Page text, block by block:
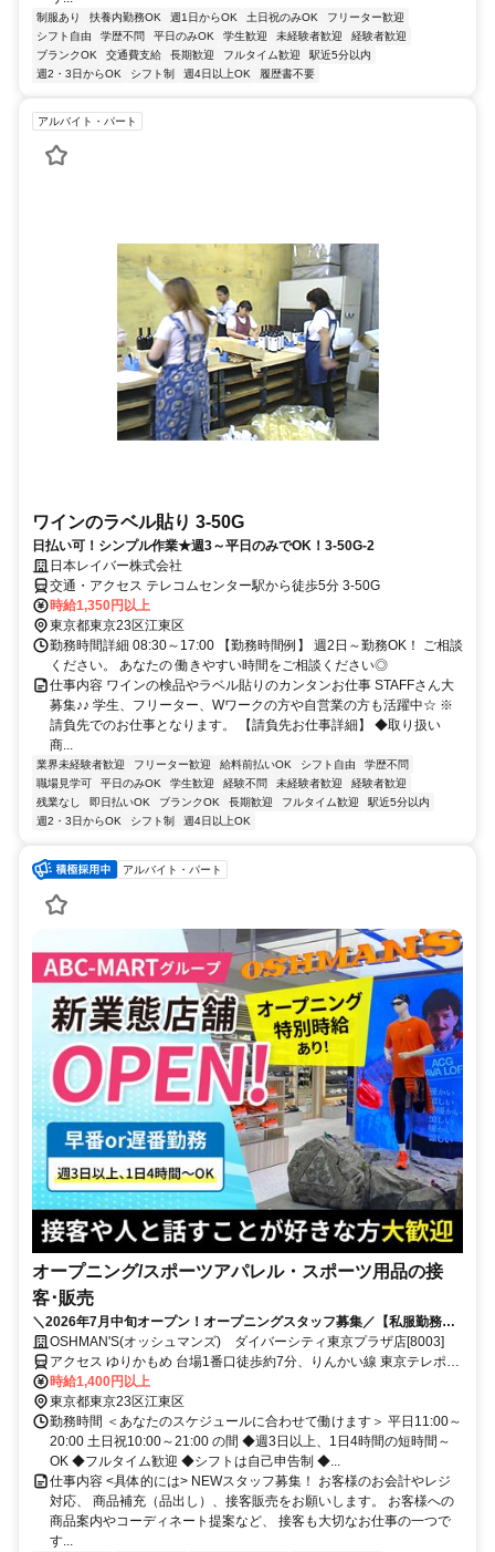
制服あり 扶養内勤務OK 週1日からOK 土日祝のみOK
フリーター歓迎
シフト自由
学歴不問 平日のみOK 学生歓迎 未経験者歓迎
経験者歓迎
ブランクOK
交通費支給 長期歓迎 フルタイム歓迎
駅近5分以内
週2・3日からOK
シフト制 週4日以上OK 履歴書不要
アルバイト・パート
ワインのラベル貼り 3-50G
日払い可！シンプル作業★週3～平日のみでOK！3-50G-2
日本レイバー株式会社
交通・アクセス テレコムセンター駅から徒歩5分 3-50G
時給1,350円以上
東京都東京23区江東区
勤務時間詳細 08:30～17:00 【勤務時間例】 週2日～勤務OK！ ご相談
ください。 あなたの 働きやすい時間をご相談ください◎
仕事内容 ワインの検品やラベル貼りのカンタンお仕事 STAFFさん大
募集♪♪ 学生、フリーター、Wワークの方や自営業の方も活躍中☆ ※
請負先でのお仕事となります。 【請負先お仕事詳細】 ◆取り扱い
商...
業界未経験者歓迎 フリーター歓迎 給料前払いOK シフト自由
学歴不問
職場見学可
平日のみOK 学生歓迎 経験不問 未経験者歓迎
経験者歓迎
残業なし
即日払いOK ブランクOK 長期歓迎 フルタイム歓迎
駅近5分以内
週2・3日からOK
シフト制 週4日以上OK
アルバイト・パート
オープニング/スポーツアパレル・スポーツ用品の接
客･販売
＼2026年7月中旬オープン！オープニングスタッフ募集／【私服勤務
OK】ノルマ無し♪アパレル＆スポーツ用品店のスタッフ募集★接客デビ
ュー大歓迎◎
OSHMAN'S(オッシュマンズ) ダイバーシティ東京プラザ店[8003]
アクセス ゆりかもめ 台場1番口徒歩約7分、りんかい線 東京テレポー
トA口徒歩約7分、ゆりかもめ 青海（東京都）1番口徒歩約8分
時給1,400円以上
東京都東京23区江東区
勤務時間 ＜あなたのスケジュールに合わせて働けます＞ 平日11:00～
20:00 土日祝10:00～21:00 の間 ◆週3日以上、1日4時間の短時間～
OK ◆フルタイム歓迎 ◆シフトは自己申告制 ◆...
仕事内容 <具体的には> NEWスタッフ募集！ お客様のお会計やレジ
対応、 商品補充（品出し）、接客販売をお願いします。 お客様への
商品案内やコーディネート提案など、 接客も大切なお仕事の一つで
す...